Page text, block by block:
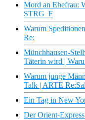
Mord an Ehefrau:
STRG_F
Warum
Re:
Münchhausen-
Täterin wird |
Warum junge
Talk | ARTE
Ein Tag in New
Der Orient-